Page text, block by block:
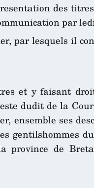
des
par
par lesquels il
et y faisant
dudit de la
ensemble ses
gentilshommes
province de